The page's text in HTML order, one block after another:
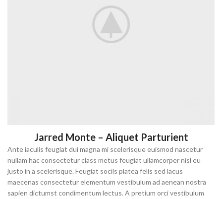
Jarred Monte – Aliquet Parturient
Ante iaculis feugiat dui magna mi scelerisque euismod nascetur
nullam hac consectetur class metus feugiat ullamcorper nisl eu
justo in a scelerisque. Feugiat sociis platea felis sed lacus
maecenas consectetur elementum vestibulum ad aenean nostra
sapien dictumst condimentum lectus. A pretium orci vestibulum